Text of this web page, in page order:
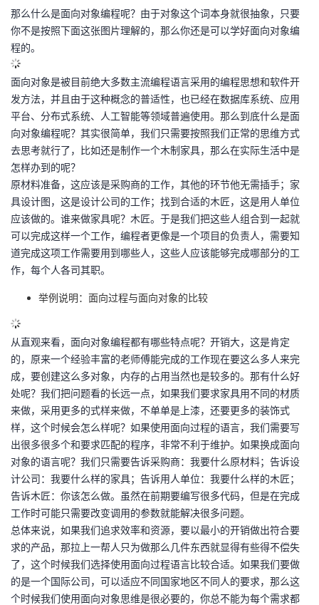
那么什么是面向对象编程呢？由于对象这个词本身就很抽象，只要
你不是按照下面这张图片理解的，那么你还是可以学好面向对象编
程的。
面向对象是被目前绝大多数主流编程语言采用的编程思想和软件开
发方法，并且由于这种概念的普适性，也已经在数据库系统、应用
平台、分布式系统、人工智能等领域普遍使用。那么到底什么是面
向对象编程呢？其实很简单，我们只需要按照我们正常的思维方式
去思考就行了，比如还是制作一个木制家具，那么在实际生活中是
怎样办到的呢？
原材料准备，这应该是采购商的工作，其他的环节他无需插手；家
具设计图，这是设计公司的工作；找到合适的木匠，这是用人单位
应该做的。谁来做家具呢？木匠。于是我们把这些人组合到一起就
可以完成这样一个工作，编程者更像是一个项目的负责人，需要知
道完成这项工作需要用到哪些人，这些人应该能够完成哪部分的工
作，每个人各司其职。
举例说明：面向过程与面向对象的比较
从直观来看，面向对象编程都有哪些特点呢？开销大，这是肯定
的，原来一个经验丰富的老师傅能完成的工作现在要这么多人来完
成，要创建这么多对象，内存的占用当然也是较多的。那有什么好
处呢？我们把问题看的长远一点，如果我们要求家具用不同的材质
来做，采用更多的式样来做，不单单是上漆，还要更多的装饰式
样，这个时候会怎么样呢？如果使用面向过程的语言，我们需要写
出很多很多个和要求匹配的程序，非常不利于维护。如果换成面向
对象的语言呢？我们只需要告诉采购商：我要什么原材料；告诉设
计公司：我要什么样的家具；告诉用人单位：我要什么样的木匠；
告诉木匠：你该怎么做。虽然在前期要编写很多代码，但是在完成
工作时可能只需要改变调用的参数就能解决很多问题。
总体来说，如果我们追求效率和资源，要以最小的开销做出符合要
求的产品，那拉上一帮人只为做那么几件东西就显得有些得不偿失
了，这个时候我们选择使用面向过程语言比较合适。如果我们要做
的是一个国际公司，可以适应不同国家地区不同人的要求，那么这
个时候我们使用面向对象思维是很必要的，你总不能为每个需求都